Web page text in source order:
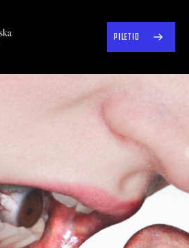
PILETID